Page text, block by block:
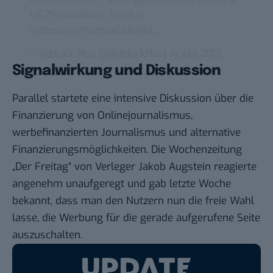
Signalwirkung und Diskussion
Parallel startete eine intensive Diskussion über die
Finanzierung von Onlinejournalismus,
werbefinanzierten Journalismus und alternative
Finanzierungsmöglichkeiten. Die Wochenzeitung
„Der Freitag“ von Verleger Jakob Augstein reagierte
angenehm unaufgeregt und gab letzte Woche
bekannt, dass man den Nutzern nun die freie Wahl
lasse, die Werbung für die gerade aufgerufene Seite
auszuschalten.